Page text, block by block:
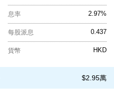
2.97%
息率
0.437
每股派息
HKD
貨幣
$2.95萬